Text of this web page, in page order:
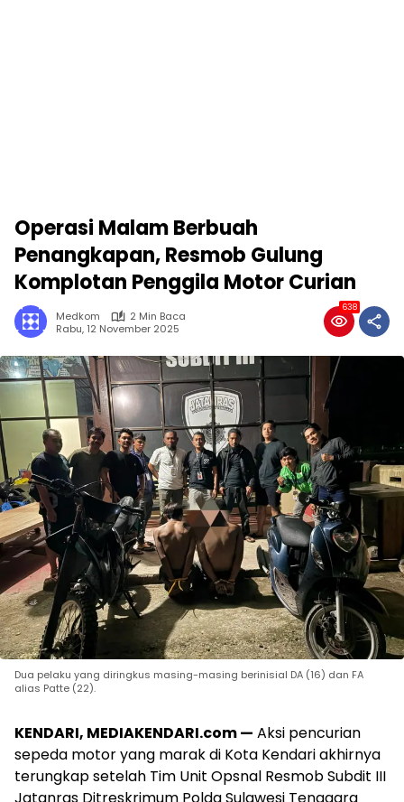
Operasi Malam Berbuah
Penangkapan, Resmob Gulung
Komplotan Penggila Motor Curian
Medkom
2 Min Baca
Rabu, 12 November 2025
638
Dua pelaku yang diringkus masing-masing berinisial DA (16) dan FA
alias Patte (22).
KENDARI, MEDIAKENDARI.com — Aksi pencurian
sepeda motor yang marak di Kota Kendari akhirnya
terungkap setelah Tim Unit Opsnal Resmob Subdit III